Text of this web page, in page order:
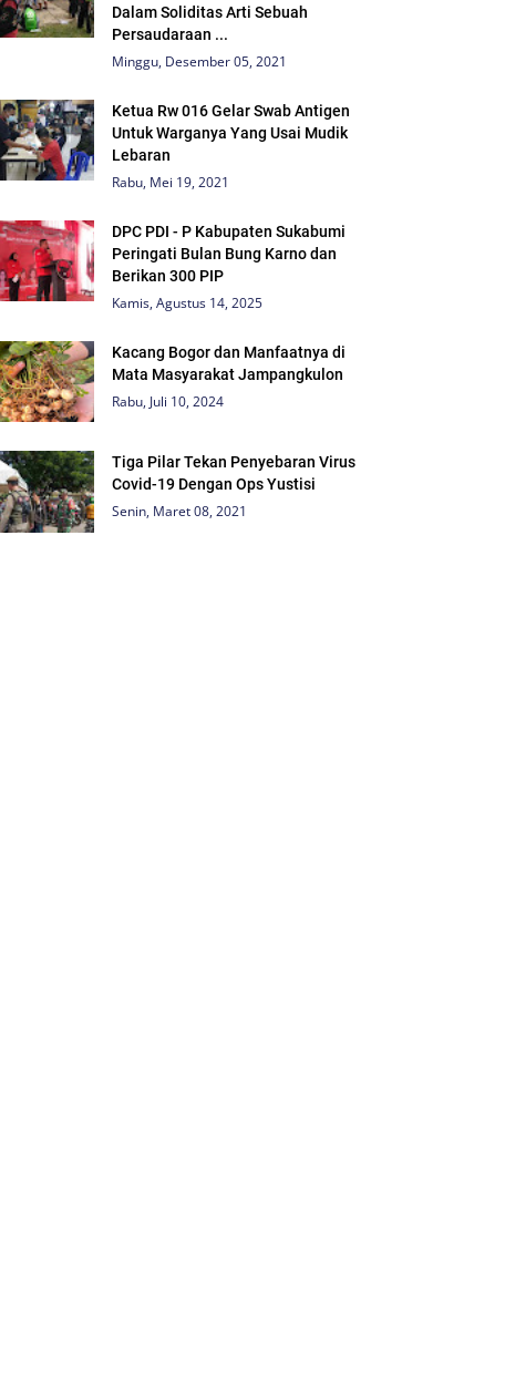
Dalam Soliditas Arti Sebuah
Persaudaraan ...
Minggu, Desember 05, 2021
Ketua Rw 016 Gelar Swab Antigen
Untuk Warganya Yang Usai Mudik
Lebaran
Rabu, Mei 19, 2021
DPC PDI - P Kabupaten Sukabumi
Peringati Bulan Bung Karno dan
Berikan 300 PIP
Kamis, Agustus 14, 2025
Kacang Bogor dan Manfaatnya di
Mata Masyarakat Jampangkulon
Rabu, Juli 10, 2024
Tiga Pilar Tekan Penyebaran Virus
Covid-19 Dengan Ops Yustisi
Senin, Maret 08, 2021